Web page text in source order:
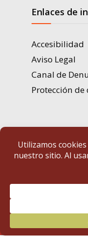
Enlaces de
Accesibilidad
Aviso Legal
Canal de
Protección de
Portal de